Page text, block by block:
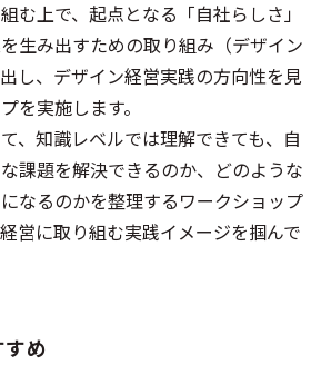
む上で、起点となる「自社らしさ」
生み出すための取り組み（デザイン
し、デザイン経営実践の方向性を見
を実施します。
、知識レベルでは理解できても、自
課題を解決できるのか、どのような
なるのかを整理するワークショップ
営に取り組む実践イメージを掴んで
め